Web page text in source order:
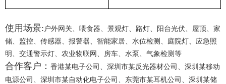
使用场景: 户外网关、喂食器、景观灯、路灯、阳台光伏、屋顶、家
储、监控、传感器、报警器、智能家居、水位检测、庭院灯、应急照
明、 交通警示灯、 农业物联网、房车、水泵、气象检测等
合作客户： 香港某电子公司、深圳市某反光器材公司、深圳某移动
电源公司、深圳市某自动化电子公司、东莞市某耳机公司、深圳某储